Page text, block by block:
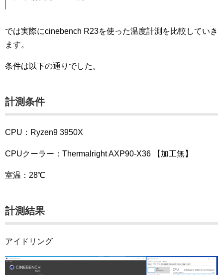
では実際にcinebench R23を使った温度計測を比較していき
ます。
条件は以下の通りでした。
計測条件
CPU：Ryzen9 3950X
CPUクーラー：Thermalright AXP90-X36 【加工無】
室温：28℃
計測結果
アイドリング